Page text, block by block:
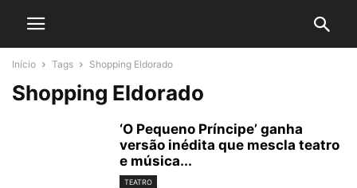
Início Tags Shopping Eldorado
Shopping Eldorado
‘O Pequeno Príncipe’ ganha
versão inédita que mescla teatro
e música...
TEATRO